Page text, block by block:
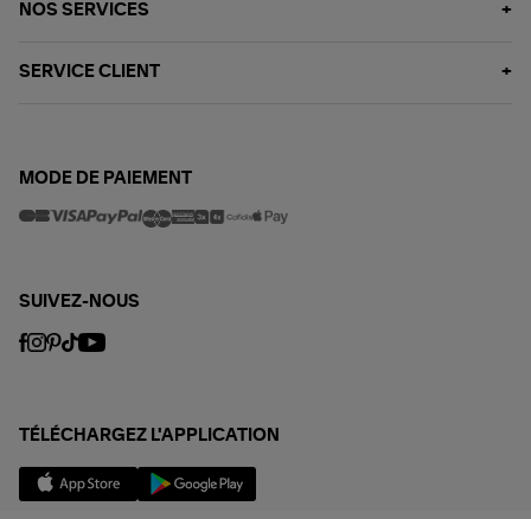
NOS SERVICES
SERVICE CLIENT
MODE DE PAIEMENT
SUIVEZ-NOUS
TÉLÉCHARGEZ L'APPLICATION